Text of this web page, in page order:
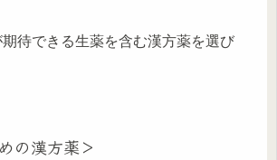
待できる生薬を含む漢方薬を選び
の漢方薬＞